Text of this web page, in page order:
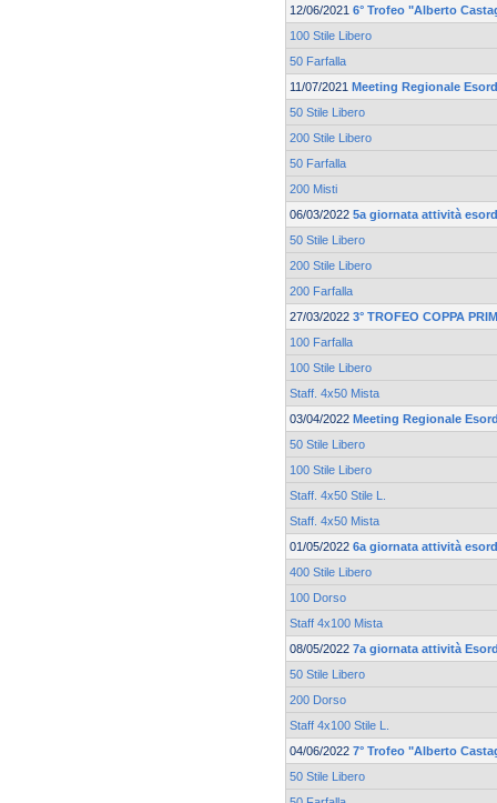
12/06/2021 6° Trofeo "Alberto
100 Stile Libero
50 Farfalla
11/07/2021 Meeting Regionale
50 Stile Libero
200 Stile Libero
50 Farfalla
200 Misti
06/03/2022 5a giornata attività
50 Stile Libero
200 Stile Libero
200 Farfalla
27/03/2022 3° TROFEO COPPA
100 Farfalla
100 Stile Libero
Staff. 4x50 Mista
03/04/2022 Meeting Regionale
50 Stile Libero
100 Stile Libero
Staff. 4x50 Stile L.
Staff. 4x50 Mista
01/05/2022 6a giornata attività
400 Stile Libero
100 Dorso
Staff 4x100 Mista
08/05/2022 7a giornata attività
50 Stile Libero
200 Dorso
Staff 4x100 Stile L.
04/06/2022 7° Trofeo "Alberto
50 Stile Libero